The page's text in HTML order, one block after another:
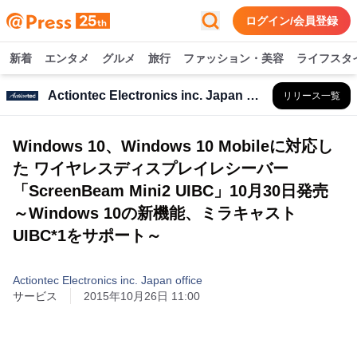
ログイン/会員登録
新着 エンタメ グルメ 旅行 ファッション・美容 ライフスタ
Actiontec Electronics inc. Japan office リリース一覧
Windows 10、Windows 10 Mobileに対応し
た ワイヤレスディスプレイレシーバー
「ScreenBeam Mini2 UIBC」10月30日発売
～Windows 10の新機能、ミラキャスト
UIBC*1をサポート～
Actiontec Electronics inc. Japan office
サービス
2015年10月26日 11:00